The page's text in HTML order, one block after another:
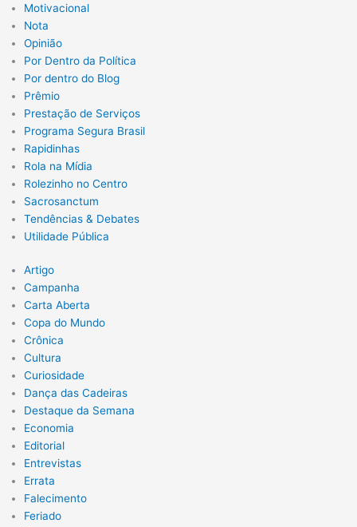
Motivacional
Nota
Opinião
Por Dentro da Política
Por dentro do Blog
Prêmio
Prestação de Serviços
Programa Segura Brasil
Rapidinhas
Rola na Mídia
Rolezinho no Centro
Sacrosanctum
Tendências & Debates
Utilidade Pública
Artigo
Campanha
Carta Aberta
Copa do Mundo
Crônica
Cultura
Curiosidade
Dança das Cadeiras
Destaque da Semana
Economia
Editorial
Entrevistas
Errata
Falecimento
Feriado